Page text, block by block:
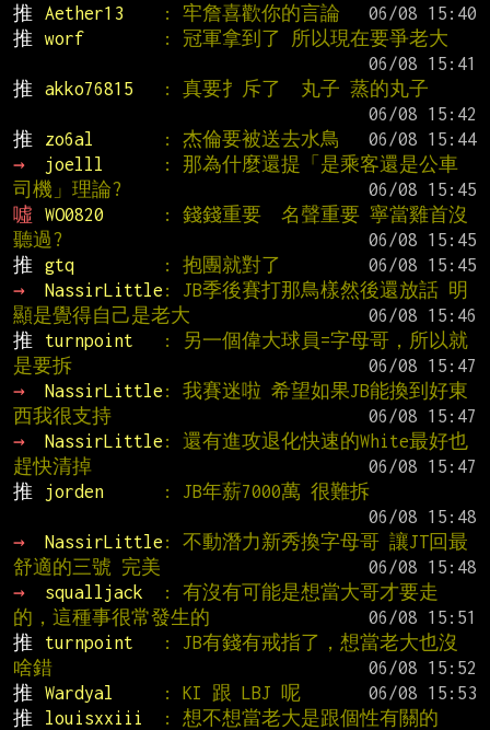
推
Aether13 : 牢詹喜歡你的言論
推
worf
: 冠軍拿到了 所以現在要爭老大
推
akko76815
: 真要扌斥了  丸子 蒸的丸子
推
zo6al : 杰倫要被送去水鳥
→
joelll
: 那為什麼還提「是乘客還是公車
司機」理論?
噓
WO0820
: 錢錢重要  名聲重要 寧當雞首沒
聽過?
推
gtq : 抱團就對了
→
NassirLittle : JB季後賽打那鳥樣然後還放話 明
顯是覺得自己是老大
推
turnpoint
: 另一個偉大球員=字母哥，所以就
是要拆
→
NassirLittle : 我賽迷啦 希望如果JB能換到好東
西我很支持
→
NassirLittle : 還有進攻退化快速的White最好也
趕快清掉
推
jorden
: JB年薪7000萬 很難拆
→
NassirLittle : 不動潛力新秀換字母哥 讓JT回最
舒適的三號 完美
→
squalljack
: 有沒有可能是想當大哥才要走
的，這種事很常發生的
推
turnpoint
: JB有錢有戒指了，想當老大也沒
啥錯
推
Wardyal : KI 跟 LBJ 呢
推
louisxxiii
: 想不想當老大是跟個性有關的